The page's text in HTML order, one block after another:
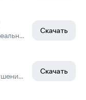
Эпическая 4x-стратегия в реальном времени. Построй свою империю и побеждай!
Скачать
Отличный симулятор разрушения в песочнице
Скачать